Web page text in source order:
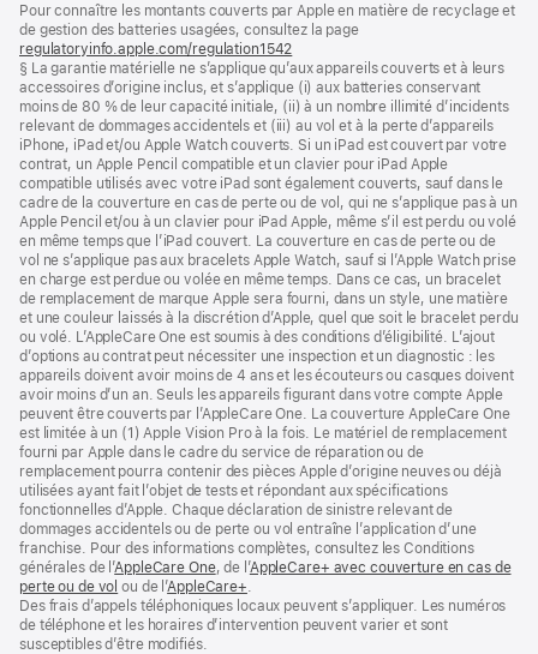
de
page
de
bas
de
page
Pour connaître les montants couverts par Apple en matière de recyclage et
de gestion des batteries usagées, consultez la page
regulatoryinfo.apple.com/regulation1542
dans
une
nouvelle
fenêtre)
§ La garantie matérielle ne s’applique qu’aux appareils couverts et à leurs
accessoires d’origine inclus, et s’applique (i) aux batteries conservant
moins de 80 % de leur capacité initiale, (ii) à un nombre illimité d’incidents
relevant de dommages accidentels et (iii) au vol et à la perte d’appareils
iPhone, iPad et/ou Apple Watch couverts. Si un iPad est couvert par votre
contrat, un Apple Pencil compatible et un clavier pour iPad Apple
compatible utilisés avec votre iPad sont également couverts, sauf dans le
cadre de la couverture en cas de perte ou de vol, qui ne s’applique pas à un
Apple Pencil et/ou à un clavier pour iPad Apple, même s’il est perdu ou volé
en même temps que l’iPad couvert. La couverture en cas de perte ou de
vol ne s’applique pas aux bracelets Apple Watch, sauf si l’Apple Watch prise
en charge est perdue ou volée en même temps. Dans ce cas, un bracelet
de remplacement de marque Apple sera fourni, dans un style, une matière
et une couleur laissés à la discrétion d’Apple, quel que soit le bracelet perdu
ou volé. L’AppleCare One est soumis à des conditions d’éligibilité. L’ajout
d’options au contrat peut nécessiter une inspection et un diagnostic : les
appareils doivent avoir moins de 4 ans et les écouteurs ou casques doivent
avoir moins d’un an. Seuls les appareils figurant dans votre compte Apple
peuvent être couverts par l’AppleCare One. La couverture AppleCare One
est limitée à un (1) Apple Vision Pro à la fois. Le matériel de remplacement
fourni par Apple dans le cadre du service de réparation ou de
remplacement pourra contenir des pièces Apple d’origine neuves ou déjà
utilisées ayant fait l’objet de tests et répondant aux spécifications
fonctionnelles d’Apple. Chaque déclaration de sinistre relevant de
dommages accidentels ou de perte ou vol entraîne l’application d’une
franchise. Pour des informations complètes, consultez les Conditions
générales de l’AppleCare One(s’ouvre
dans
une
nouvelle
, de l’AppleCare+ avec couverture en cas de
perte ou de vol (s’ouvre
dans
une
nouvelle
ou de l’AppleCare+
dans
une
Des frais d’appels téléphoniques locaux peuvent s’appliquer. Les numéros
de téléphone et les horaires d’intervention peuvent varier et sont
susceptibles d’être modifiés.